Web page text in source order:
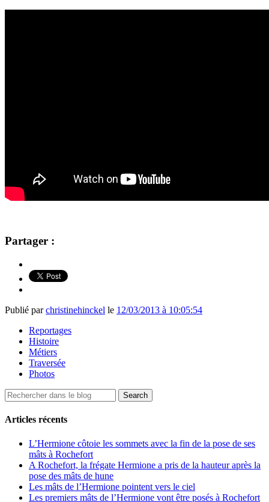
Partager :
Publié parchristinehinckel le 12/03/2013 à 10:05:54
Reportages
Histoire
Métiers
Traversée
Photos
Articles récents
L’Hermione côtoie les sommets avec la fin de la pose de ses
mâts à Rochefort
A Rochefort, la frégate Hermione a pris de la hauteur après la
pose des mâts de hune
Les mâts de l’Hermione pointent vers le ciel
Les premiers mâts de l’Hermione vont être posés à Rochefort